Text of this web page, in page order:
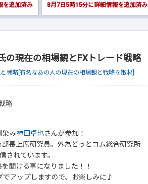
を追加済み
8月7日5時15分に詳細情報を追加済み
の現在の相場観とFXトレード戦略
戦略[有名なあの人の現在の相場観と戦略を取材]
染み神田卓也さんが参加！
長上席研究員。外為どっとコム総合研究所
されています。
聞ける事になりました！！
でアップしますので、お楽しみに♪